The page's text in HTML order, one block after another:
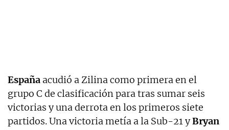
España acudió a Zilina como primera en el
grupo C de clasificación para tras sumar seis
victorias y una derrota en los primeros siete
partidos. Una victoria metía a la Sub-21 yBryan